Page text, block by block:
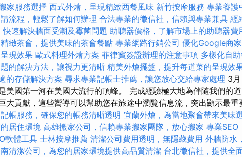
家服務選擇 西式外燴，呈現精緻西餐風味 新竹按摩服務 專業養護
流程，輕鬆了解如何辦理 合法專業的徵信社，信賴與專業兼具 經
快速解決牆面受潮及霉菌問題 助聽器價格，了解市場上的助聽器費
精緻茶會，提供美味的茶會餐點 專業網路行銷公司 優化Google商家
現效果 歐式料理外燴方案 菲律賓簽證辦理的注意事項 多樣化自
的解決方法，讓視力更清晰 精美外燴擺盤，提升每道菜的呈現效
的存儲解決方案 尋求專業記帳士推薦，讓您放心交給專家處理 3月
美國第一河在美國大流行的頂峰。 完成經驗極大地為伴隨我們的道
大貢獻，這些嚮導可以幫助您在旅途中瀏覽信息流，突出顯示最重
帳服務，確保您的帳務清晰透明 宜蘭外燴，為當地聚會帶來美味
居住環境 高雄搬家公司，信賴專業搬家團隊，放心搬家 專業SEO
軟體工具 士林按摩推薦 清潔公司費用透明，無隱藏費用 外牆防水，
清潔公司，為您的居家環境提供高品質清潔 台北徵信社，提供全